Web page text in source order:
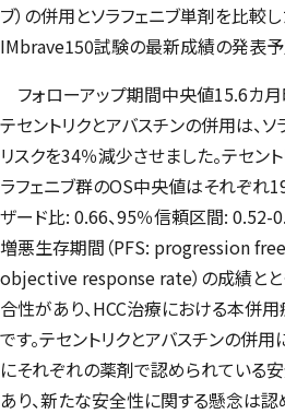
ブ）の併用とソラフェニブ単剤を比較
IMbrave150試験の最新成績の発表予
フォローアップ期間中央値15.6カ月
テセントリクとアバスチンの併用は、
リスクを34％減少させました。テセン
ラフェニブ群のOS中央値はそれぞれ
ザード比: 0.66、95％信頼区間: 0.52-
増悪生存期間（PFS: progression
objective response rate）の成績と
合性があり、HCC治療における本併
です。テセントリクとアバスチンの併
にそれぞれの薬剤で認められている
あり、新たな安全性に関する懸念は認